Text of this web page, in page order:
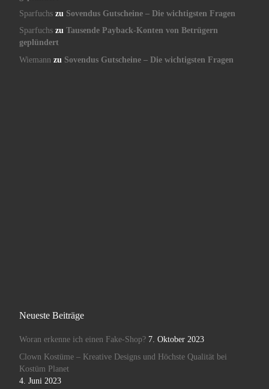
Sparfuchszu Sovendus Gutscheine – Die wichtigsten Fragen
Sparfuchszu Tausende Payback-Konten von Betrügern
geplündert
Wiemann zu Sovendus Gutscheine – Die wichtigsten Fragen
Neueste Beiträge
Woran erkenne ich einen Fake-Shop? 7. Oktober 2023
Clown Kostüme – Kreative Designs und Höchste Qualität bei
Kostüm Planet
4. Juni 2023